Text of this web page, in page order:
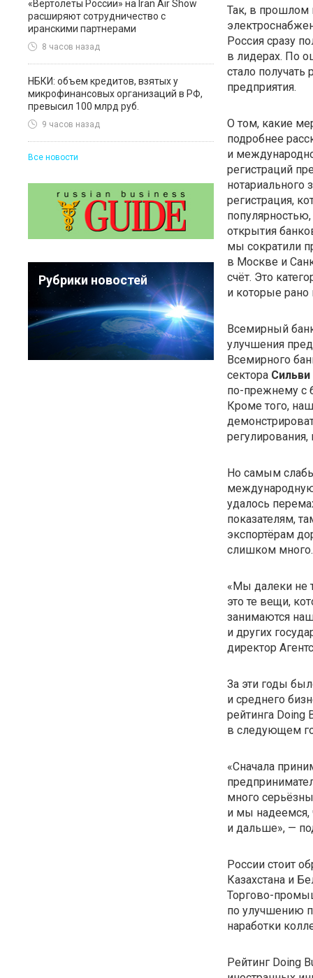
«Вертолеты России» на Iran Air Show
расширяют сотрудничество с
иранскими партнерами
8 часов назад
НБКИ: объем кредитов, взятых у
микрофинансовых организаций в РФ,
превысил 100 млрд руб.
9 часов назад
Все новости
Рубрики новостей
Так, в прошлом
Россия сразу
в лидерах. По
стало получать
предприятия.
О том, какие
подробнее
и
регистраций
нотариального
регистрация,
открытия
мы сократили
в Москве и
счёт. Это
и которые рано
Всемирный
улучшения
Всемирного
сектора
по-прежнемус
Кроме того,
Но самым
международную
удалось
показателям,
экспортёрам
слишком много.
«Мы далеки не
это те вещи,
занимаются
и других
директор
За эти годы
и среднего
рейтинга
в следующем
«Сначала
много
и мы надеемся,
и дальше», —
России стоит
Казахстана и
Торгово-
по улучшению
наработки
Рейтинг Doing